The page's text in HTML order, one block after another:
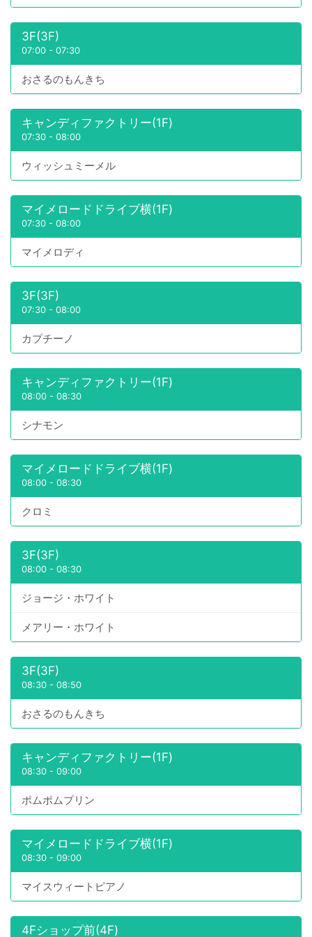
3F(3F)
07:00 - 07:30
おさるのもんきち
キャンディファクトリー(1F)
07:30 - 08:00
ウィッシュミーメル
マイメロードドライブ横(1F)
07:30 - 08:00
マイメロディ
3F(3F)
07:30 - 08:00
カプチーノ
キャンディファクトリー(1F)
08:00 - 08:30
シナモン
マイメロードドライブ横(1F)
08:00 - 08:30
クロミ
3F(3F)
08:00 - 08:30
ジョージ・ホワイト
メアリー・ホワイト
3F(3F)
08:30 - 08:50
おさるのもんきち
キャンディファクトリー(1F)
08:30 - 09:00
ポムポムプリン
マイメロードドライブ横(1F)
08:30 - 09:00
マイスウィートピアノ
4Fショップ前(4F)